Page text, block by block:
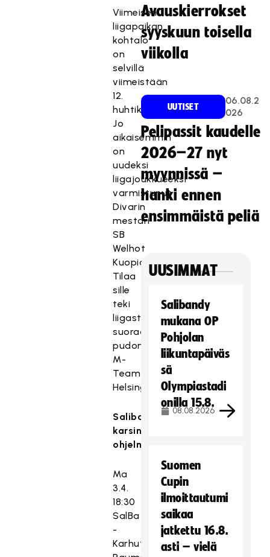
Viimeisen
liigapaikan
kohtalo
on
selvillä
viimeistään
12.
huhtikuuta.
Jo
aikaisemmin
on
uudeksi
liigajoukkueeksi
varmistunut
Divarin
mestari
SB
Welhot
Kuopiosta.
Tilaa
sille
teki
liigasta
suoraan
pudonnut
M-
Team
Helsingistä.
Salibandyliigan
karsinnan
ohjelma:
Ma
3.4.
18:30
SalBa
-
Karhut
Avauskierrokset
syyskuun toisella
viikolla
UUTISET
06.08.2
026
Pelipassit kaudelle
2026–27 nyt
myynnissä –
hanki ennen
ensimmäistä peliä
UUSIMMAT
Salibandy
mukana OP
Pohjolan
liikuntapäiväs
sä
Olympiastadi
onilla 15.8.
08.08.2026
Suomen
Cupin
ilmoittautumi
saikaa
jatkettu 16.8.
asti – vielä